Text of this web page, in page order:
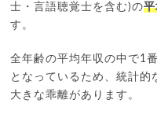
士・言語聴覚士を含む)の
す。
全年齢の平均年収の中で1
となっているため、統計
大きな乖離があります。